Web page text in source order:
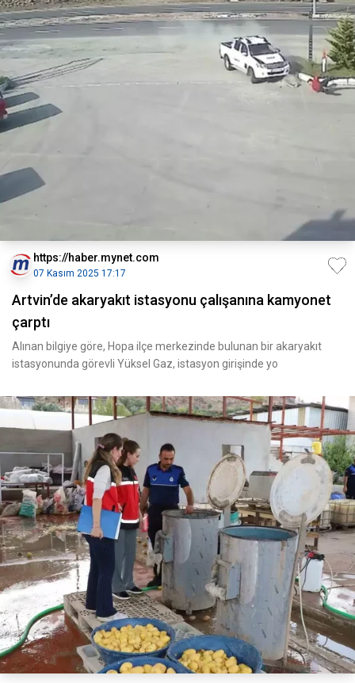
https://haber.mynet.com
07 Kasım 2025 17:17
Artvin’de akaryakıt istasyonu çalışanına kamyonet
çarptı
Alınan bilgiye göre, Hopa ilçe merkezinde bulunan bir akaryakıt
istasyonunda görevli Yüksel Gaz, istasyon girişinde yo